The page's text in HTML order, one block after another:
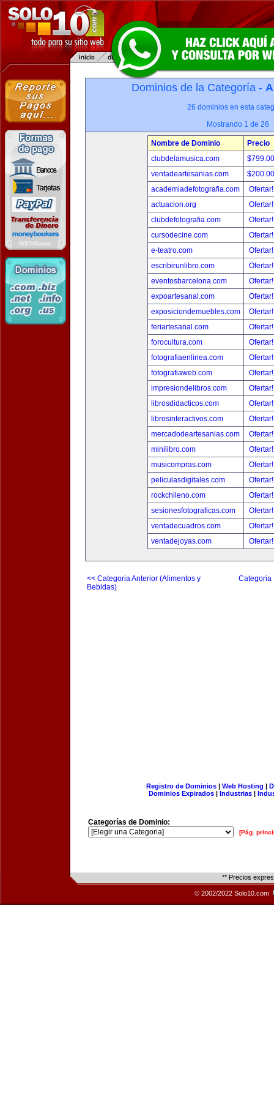
Dominios de la Categoría -
26 dominios en esta
Mostrando 1 de 26
Nombre de Dominio
Precio
clubdelamusica.com
ventadeartesanias.com
academiadefotografia.com
actuacion.org
clubdefotografia.com
cursodecine.com
e-teatro.com
escribirunlibro.com
eventosbarcelona.com
expoartesanal.com
exposiciondemuebles.com
feriartesanal.com
forocultura.com
fotografiaenlinea.com
fotografiaweb.com
impresiondelibros.com
librosdidacticos.com
librosinteractivos.com
mercadodeartesanias.com
minilibro.com
musicompras.com
peliculasdigitales.com
rockchileno.com
sesionesfotograficas.com
ventadecuadros.com
ventadejoyas.com
<< Categoria Anterior (Alimentos y
Bebidas)
Categoria
Registro de Dominios| Web Hosting |
Dominios Expirados | Industrias |
Categorías de Dominio:
[Pág.
** Precios
© 2002/2022 Solo10.com